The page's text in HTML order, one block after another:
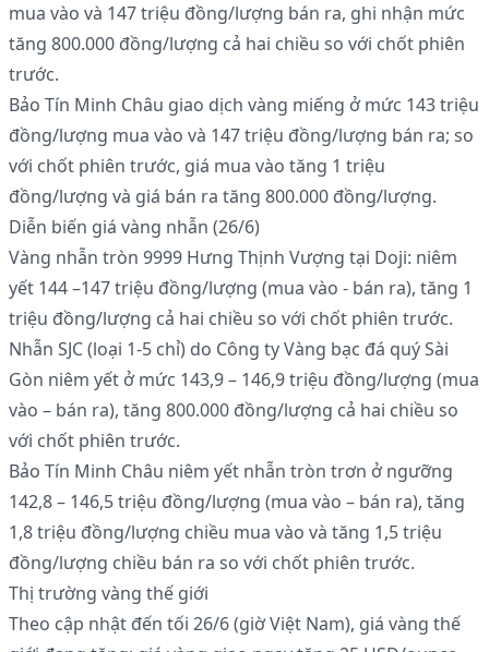
mua vào và 147 triệu đồng/lượng bán ra, ghi nhận mức
tăng 800.000 đồng/lượng cả hai chiều so với chốt phiên
trước.
Bảo Tín Minh Châu giao dịch vàng miếng ở mức 143 triệu
đồng/lượng mua vào và 147 triệu đồng/lượng bán ra; so
với chốt phiên trước, giá mua vào tăng 1 triệu
đồng/lượng và giá bán ra tăng 800.000 đồng/lượng.
Diễn biến giá vàng nhẫn (26/6)
Vàng nhẫn tròn 9999 Hưng Thịnh Vượng tại Doji: niêm
yết 144 –147 triệu đồng/lượng (mua vào - bán ra), tăng 1
triệu đồng/lượng cả hai chiều so với chốt phiên trước.
Nhẫn SJC (loại 1-5 chỉ) do Công ty Vàng bạc đá quý Sài
Gòn niêm yết ở mức 143,9 – 146,9 triệu đồng/lượng (mua
vào – bán ra), tăng 800.000 đồng/lượng cả hai chiều so
với chốt phiên trước.
Bảo Tín Minh Châu niêm yết nhẫn tròn trơn ở ngưỡng
142,8 – 146,5 triệu đồng/lượng (mua vào – bán ra), tăng
1,8 triệu đồng/lượng chiều mua vào và tăng 1,5 triệu
đồng/lượng chiều bán ra so với chốt phiên trước.
Thị trường vàng thế giới
Theo cập nhật đến tối 26/6 (giờ Việt Nam), giá vàng thế